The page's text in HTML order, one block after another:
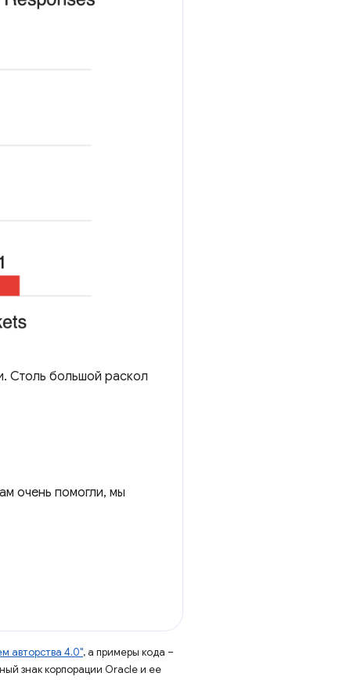
Столь большой раскол
очень помогли, мы
авторства 4.0", а примеры кода –
знак корпорации Oracle и ее